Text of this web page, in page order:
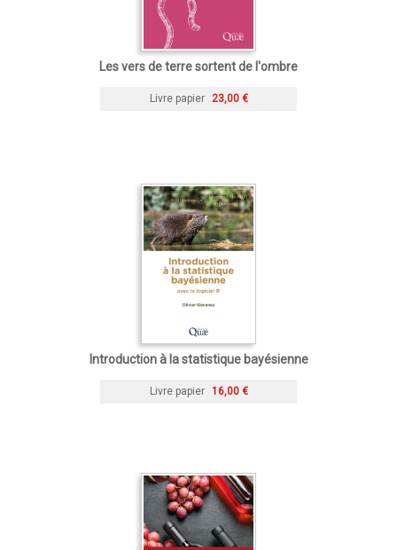
Les vers de terre sortent de l'ombre
Livre papier 23,00 €
Introduction à la statistique bayésienne
Livre papier 16,00 €